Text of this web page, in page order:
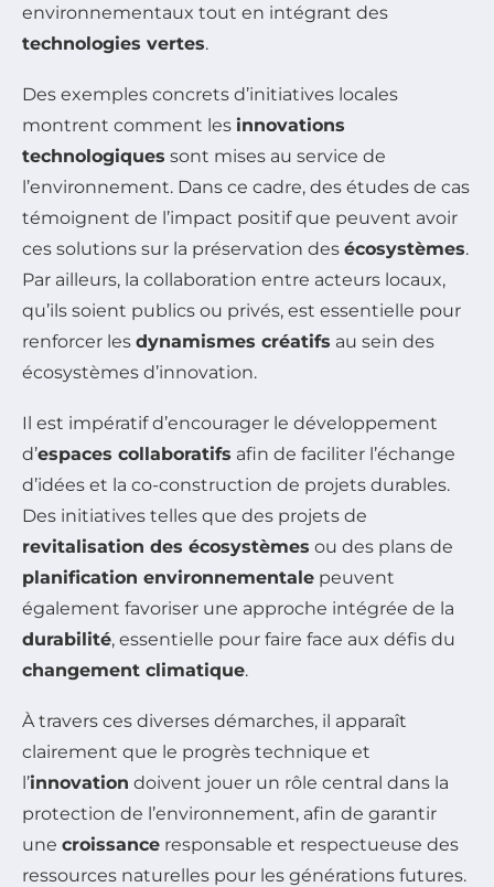
environnementaux tout en intégrant des
technologies vertes.
Des exemples concrets d’initiatives locales
montrent comment les innovations
technologiques sont mises au service de
l’environnement. Dans ce cadre, des études de cas
témoignent de l’impact positif que peuvent avoir
ces solutions sur la préservation des écosystèmes.
Par ailleurs, la collaboration entre acteurs locaux,
qu’ils soient publics ou privés, est essentielle pour
renforcer les dynamismes créatifs au sein des
écosystèmes d’innovation.
Il est impératif d’encourager le développement
d’espaces collaboratifs afin de faciliter l’échange
d’idées et la co-construction de projets durables.
Des initiatives telles que des projets de
revitalisation des écosystèmes ou des plans de
planification environnementale peuvent
également favoriser une approche intégrée de la
durabilité, essentielle pour faire face aux défis du
changement climatique.
À travers ces diverses démarches, il apparaît
clairement que le progrès technique et
l’innovation doivent jouer un rôle central dans la
protection de l’environnement, afin de garantir
une croissance responsable et respectueuse des
ressources naturelles pour les générations futures.